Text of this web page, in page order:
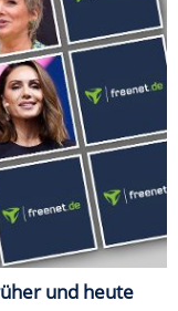
und heute